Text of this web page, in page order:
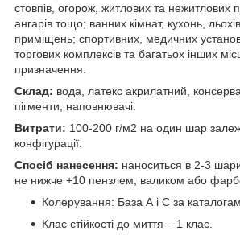
стовпів, огорож, житлових та нежитлових
ангарів тощо; ванних кімнат, кухонь,
приміщень; спортивних, медичних
торгових комплексів та багатьох інших
призначення.
Склад: вода, латекс акрилатний,
пігменти, наповнювачі.
Витрати: 100-200 г/м2 на один шар
конфігурації.
Спосіб нанесення: наноситься в 2-3
не нижче +10 пензлем, валиком або
Колерування: База А і С за
Клас стійкості до миття – 1 клас.